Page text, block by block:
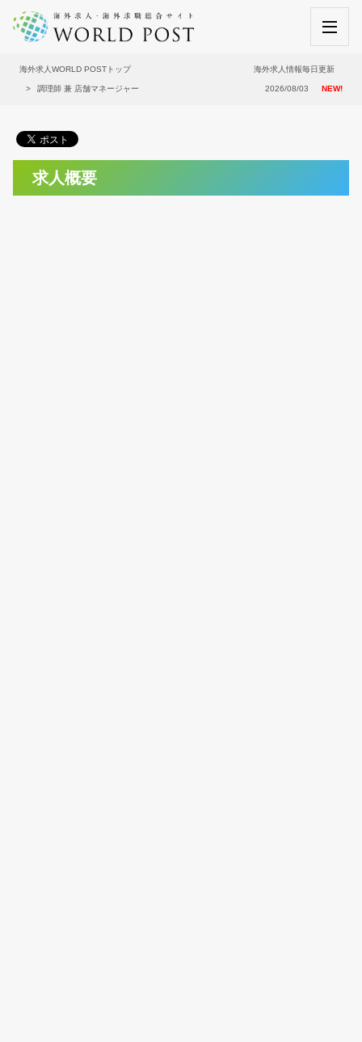
海外求人WORLD POSTトップ
調理師 兼 店舗マネージャー
海外求人情報毎日更新
2026/08/03 NEW!
求人概要